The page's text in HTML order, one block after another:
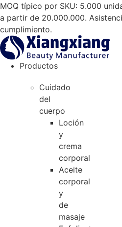
Saltar
al
contenido
MOQ típico por SKU: 5.000
a partir de 20.000.000.
cumplimiento.
Productos
Cuidado
del
cuerpo
Loción
y
crema
corporal
Aceite
corporal
y
de
masaje